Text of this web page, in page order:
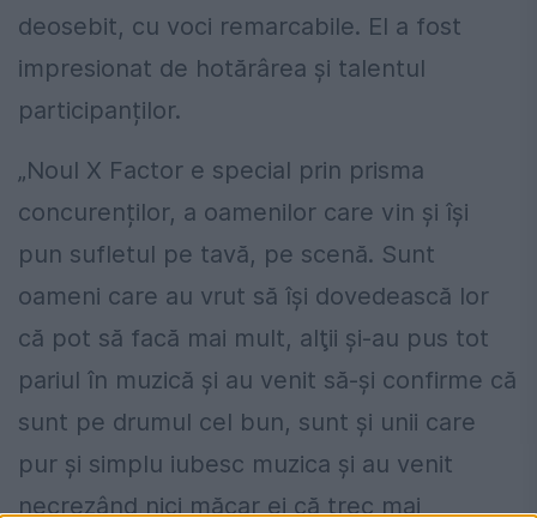
deosebit, cu voci remarcabile. El a fost
impresionat de hotărârea și talentul
participanților.
„Noul X Factor e special prin prisma
concurenților, a oamenilor care vin și își
pun sufletul pe tavă, pe scenă. Sunt
oameni care au vrut să își dovedească lor
că pot să facă mai mult, alţii şi-au pus tot
pariul în muzică şi au venit să-şi confirme că
sunt pe drumul cel bun, sunt şi unii care
pur şi simplu iubesc muzica şi au venit
necrezând nici măcar ei că trec mai